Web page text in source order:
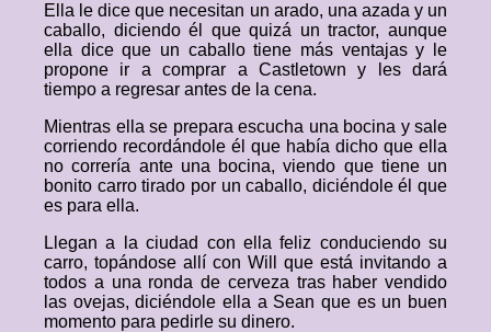
Ella le dice que necesitan un arado, una azada y un
caballo, diciendo él que quizá un tractor, aunque
ella dice que un caballo tiene más ventajas y le
propone ir a comprar a Castletown y les dará
tiempo a regresar antes de la cena.
Mientras ella se prepara escucha una bocina y sale
corriendo recordándole él que había dicho que ella
no correría ante una bocina, viendo que tiene un
bonito carro tirado por un caballo, diciéndole él que
es para ella.
Llegan a la ciudad con ella feliz conduciendo su
carro, topándose allí con Will que está invitando a
todos a una ronda de cerveza tras haber vendido
las ovejas, diciéndole ella a Sean que es un buen
momento para pedirle su dinero.